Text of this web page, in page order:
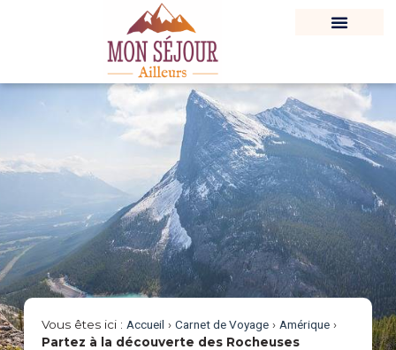
Vous êtes ici : Accueil › Carnet de Voyage› Amérique›
Partez à la découverte des Rocheuses